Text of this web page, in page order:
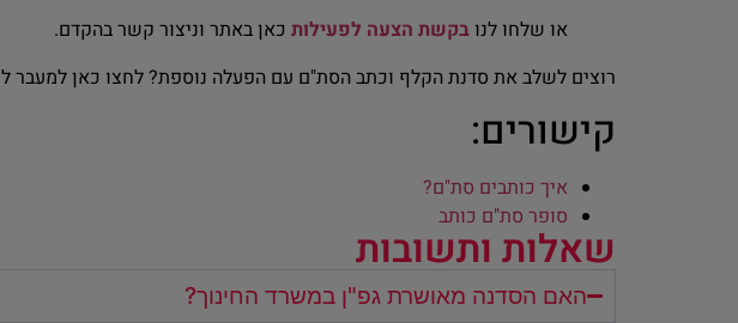
או שלחו לנובקשת הצעה לפעילות כאן באתר וניצור קשר בהקדם.
רוצים לשלב את סדנת הקלף וכתב הסת"ם עם הפעלה נוספת? לחצו כאן למעבר ל
קישורים:
איך כותבים סת"ם?
סופר סת"ם כותב
שאלות ותשובות
האם הסדנה מאושרת גפ"ן במשרד החינוך?